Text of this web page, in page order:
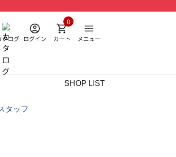
タログ ログイン カート
0
メニュー
SHOP LIST
タッフ